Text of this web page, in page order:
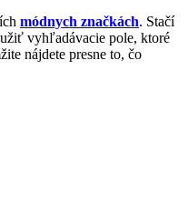
módnych značkách. Stačí
vyhľadávacie pole, ktoré
nájdete presne to, čo